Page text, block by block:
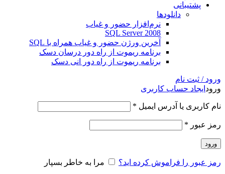
پشتیبانی
دانلودها
نرم‌افزار حضور و غیاب
SQL Server 2008
آخرین ورژن حضور و غیاب همراه با SQL
برنامه ریموت از راه دور درسان دسک
برنامه ریموت از راه دور انی دسک
ورود / ثبت نام
ورود ایجاد حساب کاربری
نام کاربری یا آدرس ایمیل *
رمز عبور *
ورود
رمز عبور را فراموش کرده اید؟ مرا به خاطر بسپار